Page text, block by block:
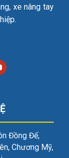
xe nâng tay
Đồng Đế,
Chương Mỹ,